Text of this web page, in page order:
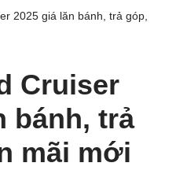
2025 giá lăn bánh, trả góp,
Cruiser
bánh, trả
mãi mới